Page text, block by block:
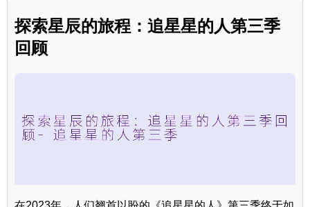
探索星辰的旅程：追星星的人第三季
回顾